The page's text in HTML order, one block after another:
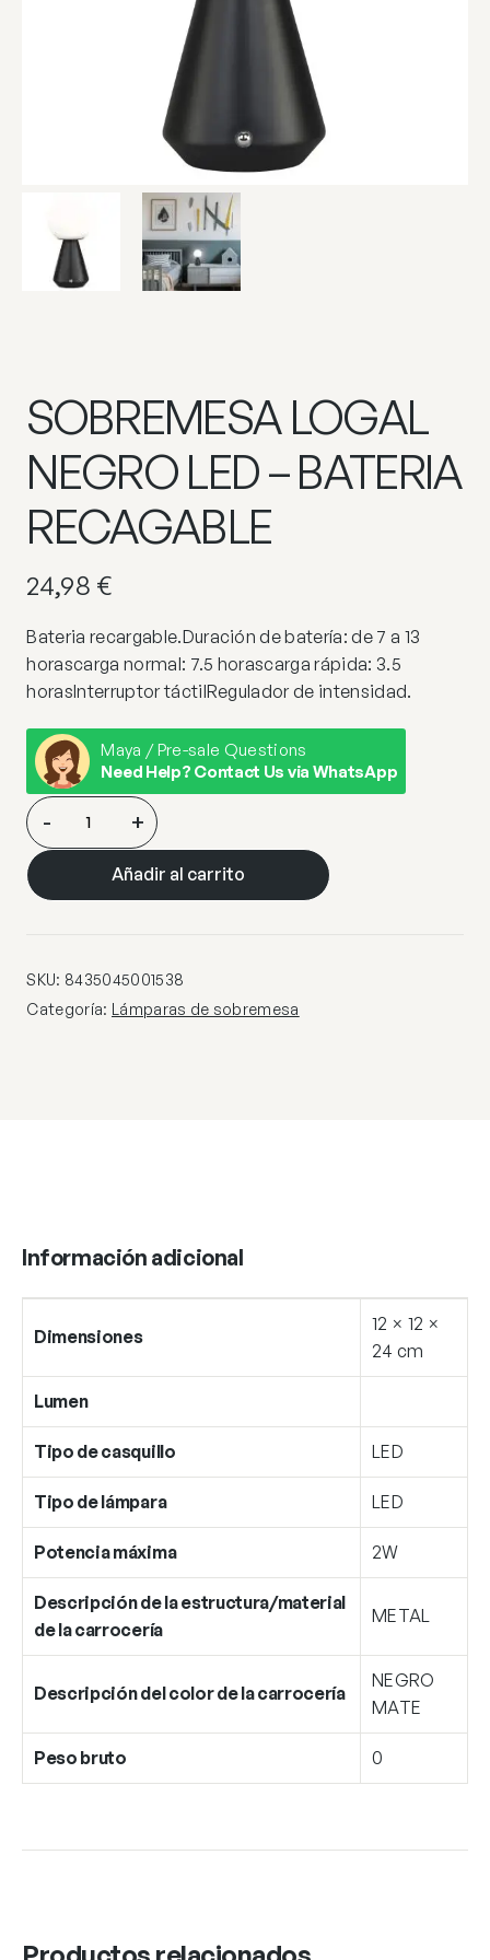
SOBREMESA LOGAL
NEGRO LED – BATERIA
RECAGABLE
24,98 €
Bateria recargable.Duración de batería: de 7 a 13
horascarga normal: 7.5 horascarga rápida: 3.5
horasInterruptor táctilRegulador de intensidad.
Maya / Pre-sale Questions
Need Help? Contact Us via WhatsApp
SOBREMESA
LOGAL
NEGRO
LED
RECAGABLE
cantidad
- +
Añadir al carrito
SKU: 8435045001538
Categoría: Lámparas de sobremesa
Información adicional
Dimensiones
12 × 12 ×
24 cm
Lumen
Tipo de casquillo LED
Tipo de lámpara LED
Potencia máxima 2W
Descripción de la estructura/material
de la carrocería
METAL
Descripción del color de la carrocería
NEGRO
MATE
Peso bruto 0